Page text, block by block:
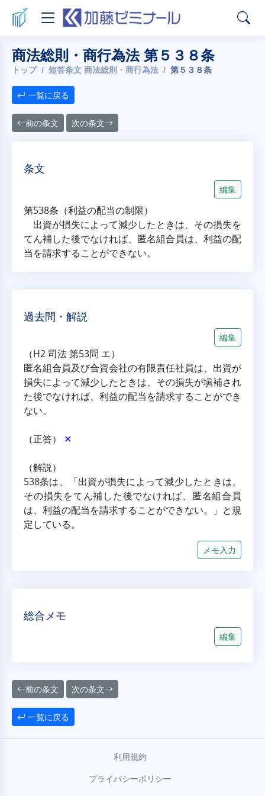
商法総則・商行為法 第５３８条
トップ 短答条文 商法総則・商行為法 第５３８条
一覧に戻る
前の条文 次の条文
条文
編集
第538条（利益の配当の制限）
出資が損失によって減少したときは、その損失を
てん補した後でなければ、匿名組合員は、利益の配
当を請求することができない。
過去問・解説
編集
（H2 司法 第53問 エ）
匿名組合員及び合資会社の有限責任社員は、出資が
損失によって減少したときは、その損失が塡補され
た後でなければ、利益の配当を請求することができ
ない。
（正答） ✕
（解説）
538条は、「出資が損失によって減少したときは、
その損失をてん補した後でなければ、匿名組合員
は、利益の配当を請求することができない。」と規
定している。
メモ入力
総合メモ
編集
前の条文 次の条文
一覧に戻る
利用規約
プライバシーポリシー